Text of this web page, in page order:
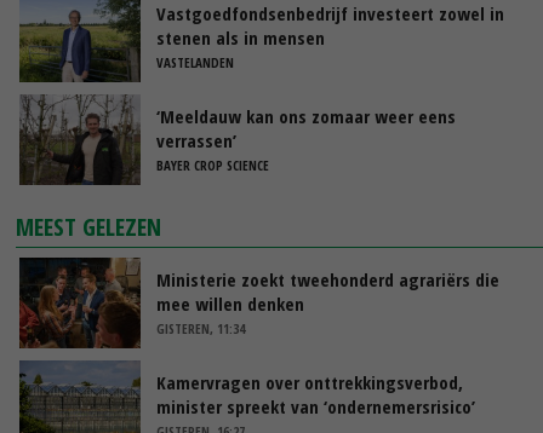
Vastgoedfondsenbedrijf investeert zowel in
stenen als in mensen
VASTELANDEN
‘Meeldauw kan ons zomaar weer eens
verrassen’
BAYER CROP SCIENCE
MEEST GELEZEN
Ministerie zoekt tweehonderd agrariërs die
mee willen denken
GISTEREN, 11:34
Kamervragen over onttrekkingsverbod,
minister spreekt van ‘ondernemersrisico’